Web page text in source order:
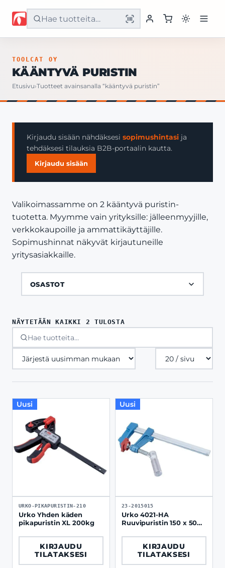
Etusivu
Yritys
Yhteystiedot
TOOLCAT OY
KÄÄNTYVÄ PURISTIN
Etusivu›Tuotteet avainsanalla “kääntyvä puristin”
Kirjaudu sisään nähdäksesi sopimushintasi ja
tehdäksesi tilauksia B2B-portaalin kautta.
Kirjaudu sisään
Valikoimassamme on 2 kääntyvä puristin-
tuotetta. Myymme vain yrityksille: jälleenmyyjille,
verkkokaupoille ja ammattikäyttäjille.
Sopimushinnat näkyvät kirjautuneille
yritysasiakkaille.
OSASTOT
NÄYTETÄÄN KAIKKI 2 TULOSTASORTED
Tuotteita
sivulla
Uusi
URKO-PIKAPURISTIN-210
Urko Yhden käden
pikapuristin XL 200kg
KIRJAUDU
TILATAKSESI
Uusi
23-2015015
Urko 4021-HA
Ruuvipuristin 150 x 50
KIRJAUDU
TILATAKSESI